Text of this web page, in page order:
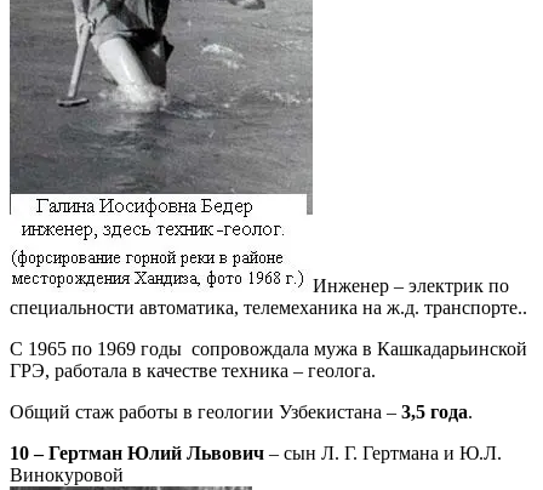
Инженер – электрик по
специальности автоматика, телемеханика на ж.д. транспорте..
С 1965 по 1969 годы сопровождала мужа в Кашкадарьинской
ГРЭ, работала в качестве техника – геолога.
Общий стаж работы в геологии Узбекистана – 3,5 года.
10 – Гертман Юлий Львович – сын Л. Г. Гертмана и Ю.Л.
Винокуровой